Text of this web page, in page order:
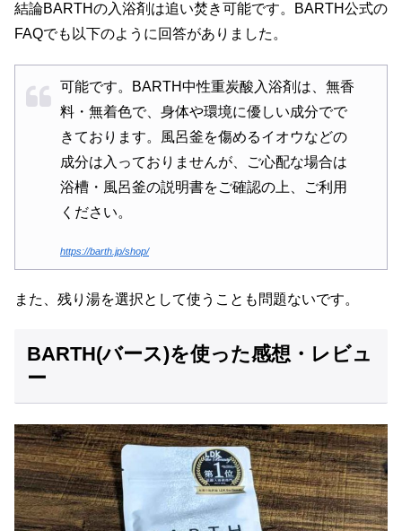
結論BARTHの入浴剤は追い焚き可能です。BARTH公式の
FAQでも以下のように回答がありました。
可能です。BARTH中性重炭酸入浴剤は、無香
料・無着色で、身体や環境に優しい成分でで
きております。風呂釜を傷めるイオウなどの
成分は入っておりませんが、ご心配な場合は
浴槽・風呂釜の説明書をご確認の上、ご利用
ください。
https://barth.jp/shop/
また、残り湯を選択として使うことも問題ないです。
BARTH(バース)を使った感想・レビュ
ー